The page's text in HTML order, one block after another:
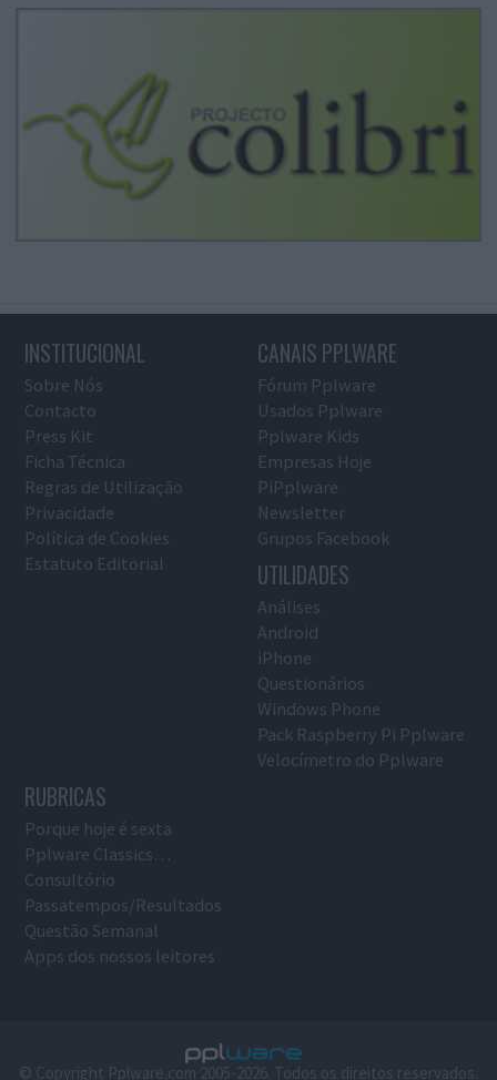
INSTITUCIONAL
Sobre Nós
Contacto
Press Kit
Ficha Técnica
Regras de Utilização
Privacidade
Política de Cookies
Estatuto Editorial
CANAIS PPLWARE
Fórum Pplware
Usados Pplware
Pplware Kids
Empresas Hoje
PiPplware
Newsletter
Grupos Facebook
UTILIDADES
Análises
Android
iPhone
Questionários
Windows Phone
Pack Raspberry Pi Pplware
Velocímetro do Pplware
RUBRICAS
Porque hoje é sexta
Pplware Classics…
Consultório
Passatempos/Resultados
Questão Semanal
Apps dos nossos leitores
© Copyright Pplware.com 2005-2026. Todos os direitos reservados.